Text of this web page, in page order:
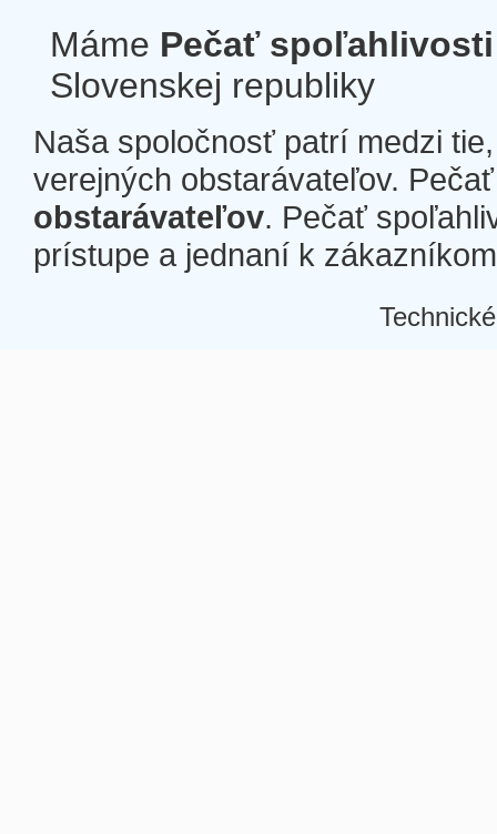
Máme Pečať spoľahlivosti
Slovenskej republiky
Naša spoločnosť patrí medzi
verejných obstarávateľov.
obstarávateľov. Pečať
prístupe a jednaní k